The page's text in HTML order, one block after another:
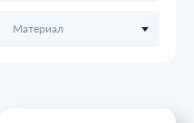
Материал